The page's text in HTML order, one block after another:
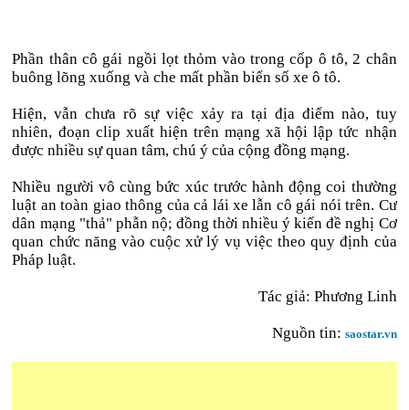
Phần thân cô gái ngồi lọt thỏm vào trong cốp ô tô, 2 chân
buông lõng xuống và che mất phần biển số xe ô tô.
Hiện, vẫn chưa rõ sự việc xảy ra tại địa điểm nào, tuy
nhiên, đoạn clip xuất hiện trên mạng xã hội lập tức nhận
được nhiều sự quan tâm, chú ý của cộng đồng mạng.
Nhiều người vô cùng bức xúc trước hành động coi thường
luật an toàn giao thông của cả lái xe lẫn cô gái nói trên. Cư
dân mạng "thả" phẫn nộ; đồng thời nhiều ý kiến đề nghị Cơ
quan chức năng vào cuộc xử lý vụ việc theo quy định của
Pháp luật.
Tác giả: Phương Linh
Nguồn tin: saostar.vn